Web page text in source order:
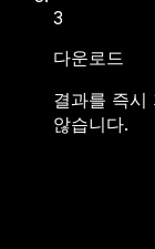
3
다운로드
결과를 즉시
않습니다.